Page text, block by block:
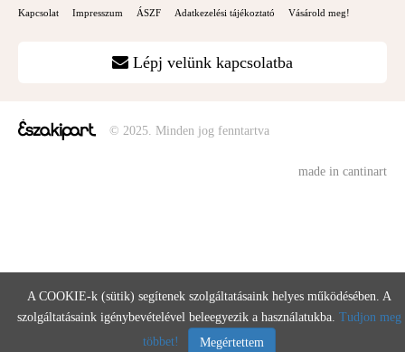
Kapcsolat Impresszum ÁSZF Adatkezelési tájékoztató Vásárold meg!
Lépj velünk kapcsolatba
© 2025. Minden jog fenntartva
made in cantinart
A COOKIE-k (sütik) segítenek szolgáltatásaink helyes működésében. A
szolgáltatásaink igénybevételével beleegyezik a használatukba. Tudjon meg
többet!
Megértettem